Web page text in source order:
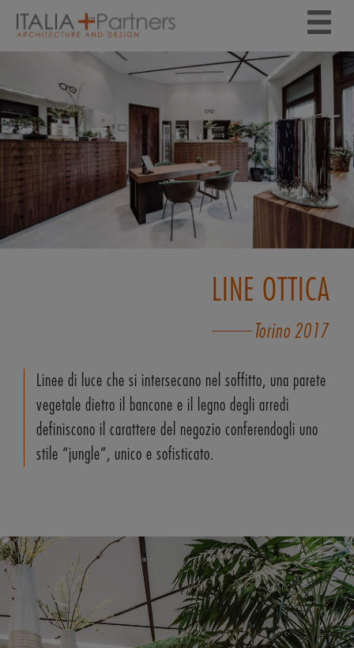
LINE OTTICA
Torino 2017
Linee di luce che si intersecano nel soffitto, una parete
vegetale dietro il bancone e il legno degli arredi
definiscono il carattere del negozio conferendogli uno
stile “jungle”, unico e sofisticato.